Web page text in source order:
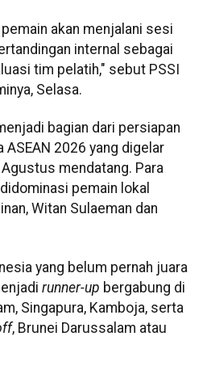
akan menjalani sesi
internal sebagai
tim pelatih," sebut PSSI
Selasa.
bagian dari persiapan
ASEAN 2026 yang digelar
mendatang. Para
pemain lokal
Witan Sulaeman dan
yang belum pernah juara
runner-up bergabung di
Singapura, Kamboja, serta
, Brunei Darussalam atau